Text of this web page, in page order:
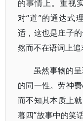
的事情上。重视
对“道”的通达式
适，这也是庄子
然而不在语词上追
虽然事物的
的同一性。劳神
而不知其本质上
暮四”故事中的笑